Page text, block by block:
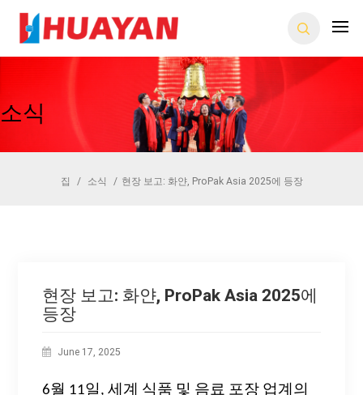
소식
집 / 소식 / 현장 보고: 화얀, ProPak Asia 2025에 등장
현장 보고: 화얀, ProPak Asia 2025에
등장
June 17, 2025
6월 11일, 세계 식품 및 음료 포장 업계의